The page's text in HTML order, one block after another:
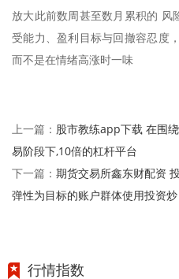
放大此前数周甚至数月累积的 风
受能力、盈利目标与回撤容忍度
而不是在情绪高涨时一味
上一篇： 股市教练app下载 在围
易阶段下,10倍的杠杆平台
下一篇： 期货交易所鑫东财配资
弹性为目标的账户群体使用投资炒
行情指数